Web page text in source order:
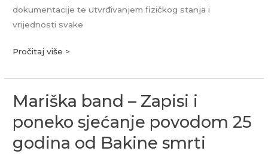
dokumentacije te utvrđivanjem fizičkog stanja i
vrijednosti svake
Pročitaj više >
Mariška band – Zapisi i
poneko sjećanje povodom 25
godina od Bakine smrti
Mariška
–
Zapisi